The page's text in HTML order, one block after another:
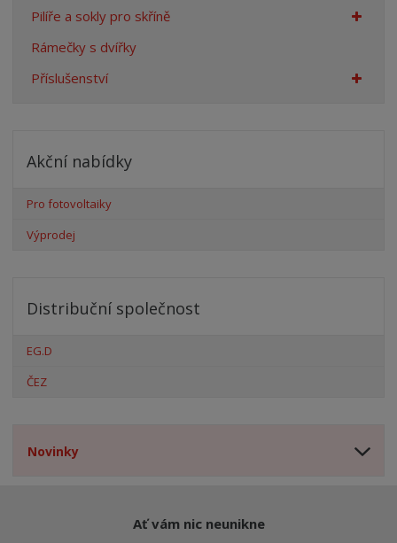
Pilíře a sokly pro skříně
Rámečky s dvířky
Příslušenství
Akční nabídky
Pro fotovoltaiky
Výprodej
Distribuční společnost
EG.D
ČEZ
Novinky
Ať vám nic neunikne